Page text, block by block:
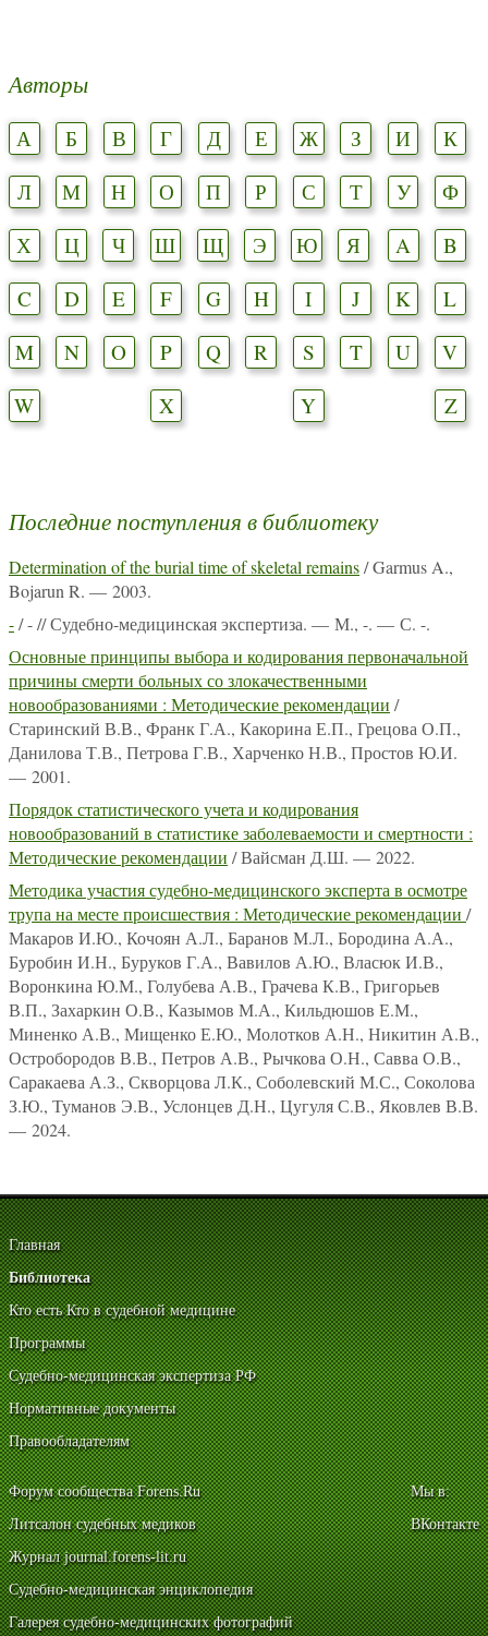
Авторы
А Б В Г Д Е Ж З И
К
Л
М Н О П Р С Т У
Ф
Х
Ц Ч Ш Щ Э Ю Я A
B
C
D E F G H I J K
L
M
N O P Q R S T U
V
W
X Y Z
Последние поступления в библиотеку
Determination of the burial time of skeletal remains/ Garmus A.,
Bojarun R. — 2003.
-/ - // Судебно-медицинская экспертиза. — М., -. — С. -.
Основные принципы выбора и кодирования первоначальной
причины смерти больных со злокачественными
новообразованиями : Методические рекомендации /
Старинский В.В., Франк Г.А., Какорина Е.П., Грецова О.П.,
Данилова Т.В., Петрова Г.В., Харченко Н.В., Простов Ю.И.
— 2001.
Порядок статистического учета и кодирования
новообразований в статистике заболеваемости и смертности :
Методические рекомендации / Вайсман Д.Ш. — 2022.
Методика участия судебно-медицинского эксперта в осмотре
трупа на месте происшествия : Методические рекомендации /
Макаров И.Ю., Кочоян А.Л., Баранов М.Л., Бородина А.А.,
Буробин И.Н., Буруков Г.А., Вавилов А.Ю., Власюк И.В.,
Воронкина Ю.М., Голубева А.В., Грачева К.В., Григорьев
В.П., Захаркин О.В., Казымов М.А., Кильдюшов Е.М.,
Миненко А.В., Мищенко Е.Ю., Молотков А.Н., Никитин А.В.,
Остробородов В.В., Петров А.В., Рычкова О.Н., Савва О.В.,
Саракаева А.З., Скворцова Л.К., Соболевский М.С., Соколова
З.Ю., Туманов Э.В., Услонцев Д.Н., Цугуля С.В., Яковлев В.В.
— 2024.
Главная
Библиотека
Кто есть Кто в судебной медицине
Программы
Судебно-медицинская экспертиза РФ
Нормативные документы
Правообладателям
Форум сообщества Forens.Ru
Литсалон судебных медиков
Журнал journal.forens-lit.ru
Судебно-медицинская энциклопедия
Галерея судебно-медицинских фотографий
Мы в:
ВКонтакте